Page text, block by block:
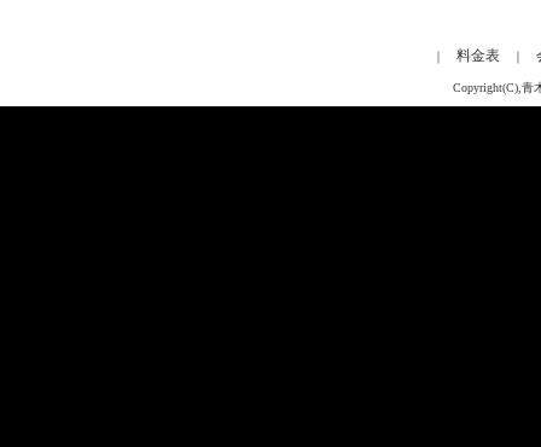
｜ 料金表 ｜
Copyright(C),